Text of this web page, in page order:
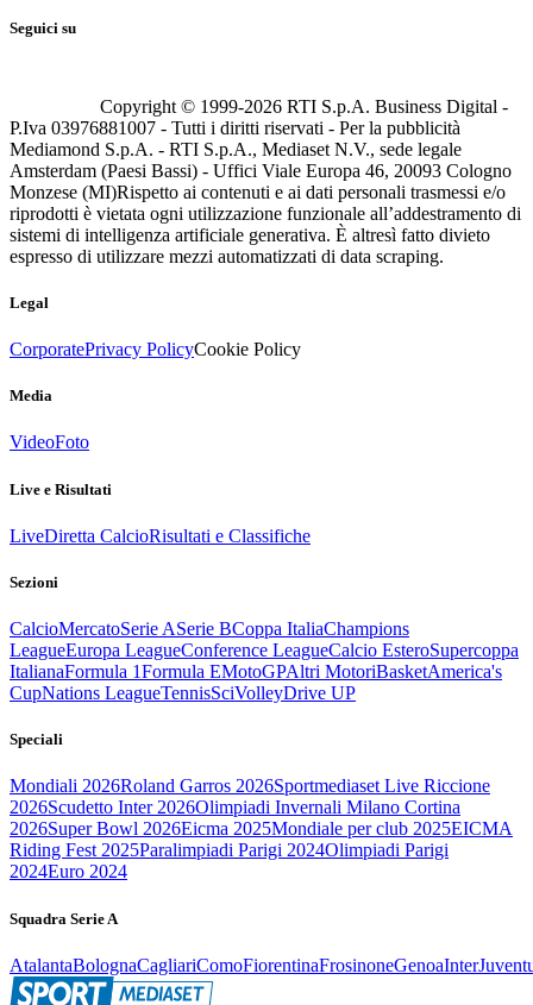
Seguici su
Copyright © 1999-2026 RTI S.p.A. Business Digital -
P.Iva 03976881007 - Tutti i diritti riservati - Per la pubblicità
Mediamond S.p.A. - RTI S.p.A., Mediaset N.V., sede legale
Amsterdam (Paesi Bassi) - Uffici Viale Europa 46, 20093 Cologno
Monzese (MI)Rispetto ai contenuti e ai dati personali trasmessi e/o
riprodotti è vietata ogni utilizzazione funzionale all’addestramento di
sistemi di intelligenza artificiale generativa. È altresì fatto divieto
espresso di utilizzare mezzi automatizzati di data scraping.
Legal
CorporatePrivacy PolicyCookie Policy
Media
VideoFoto
Live e Risultati
LiveDiretta CalcioRisultati e Classifiche
Sezioni
CalcioMercatoSerie ASerie BCoppa ItaliaChampions
LeagueEuropa LeagueConference LeagueCalcio EsteroSupercoppa
ItalianaFormula 1Formula EMotoGPAltri MotoriBasketAmerica's
CupNations LeagueTennisSciVolleyDrive UP
Speciali
Mondiali 2026Roland Garros 2026Sportmediaset Live Riccione
2026Scudetto Inter 2026Olimpiadi Invernali Milano Cortina
2026Super Bowl 2026Eicma 2025Mondiale per club 2025EICMA
Riding Fest 2025Paralimpiadi Parigi 2024Olimpiadi Parigi
2024Euro 2024
Squadra Serie A
AtalantaBolognaCagliariComoFiorentinaFrosinoneGenoaInter